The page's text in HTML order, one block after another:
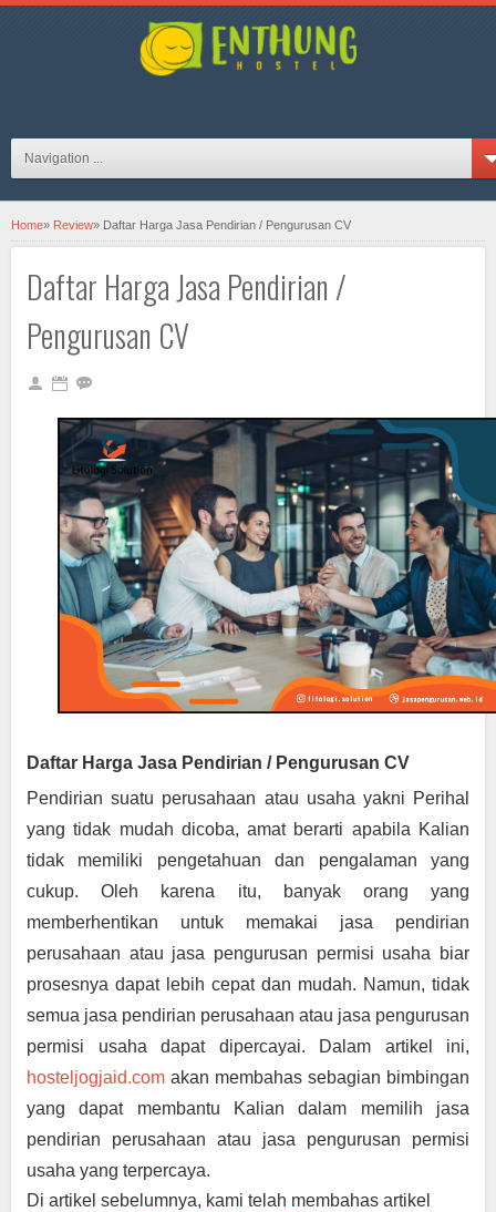
Navigation ...
Home» Review» Daftar Harga Jasa Pendirian / Pengurusan CV
Daftar Harga Jasa Pendirian /
Pengurusan CV
Daftar Harga Jasa Pendirian / Pengurusan CV
Pendirian suatu perusahaan atau usaha yakni Perihal
yang tidak mudah dicoba, amat berarti apabila Kalian
tidak memiliki pengetahuan dan pengalaman yang
cukup. Oleh karena itu, banyak orang yang
memberhentikan untuk memakai jasa pendirian
perusahaan atau jasa pengurusan permisi usaha biar
prosesnya dapat lebih cepat dan mudah. Namun, tidak
semua jasa pendirian perusahaan atau jasa pengurusan
hosteljogjaid.com akan membahas sebagian bimbingan
yang dapat membantu Kalian dalam memilih jasa
pendirian perusahaan atau jasa pengurusan permisi
usaha yang terpercaya.
Di artikel sebelumnya, kami telah membahas artikel